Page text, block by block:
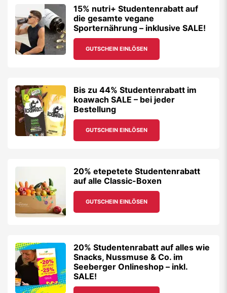
15% nutri+ Studentenrabatt auf
die gesamte vegane
Sporternährung – inklusive SALE!
GUTSCHEIN EINLÖSEN
Bis zu 44% Studentenrabatt im
koawach SALE – bei jeder
Bestellung
GUTSCHEIN EINLÖSEN
20% etepetete Studentenrabatt
auf alle Classic-Boxen
GUTSCHEIN EINLÖSEN
20% Studentenrabatt auf alles wie
Snacks, Nussmuse & Co. im
Seeberger Onlineshop – inkl.
SALE!